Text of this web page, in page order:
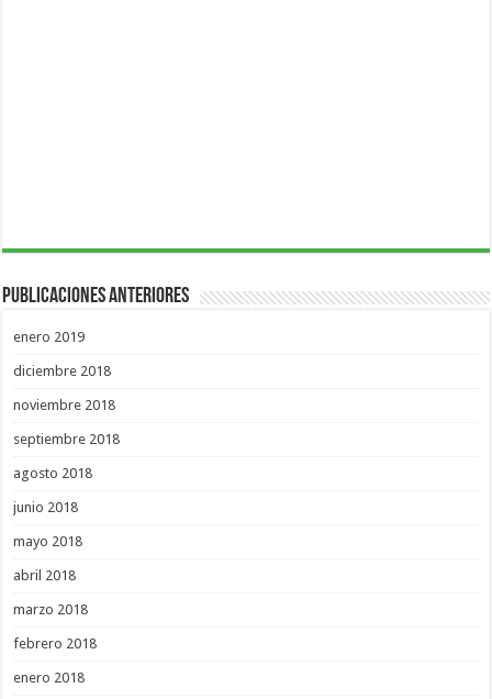
Publicaciones Anteriores
enero 2019
diciembre 2018
noviembre 2018
septiembre 2018
agosto 2018
junio 2018
mayo 2018
abril 2018
marzo 2018
febrero 2018
enero 2018